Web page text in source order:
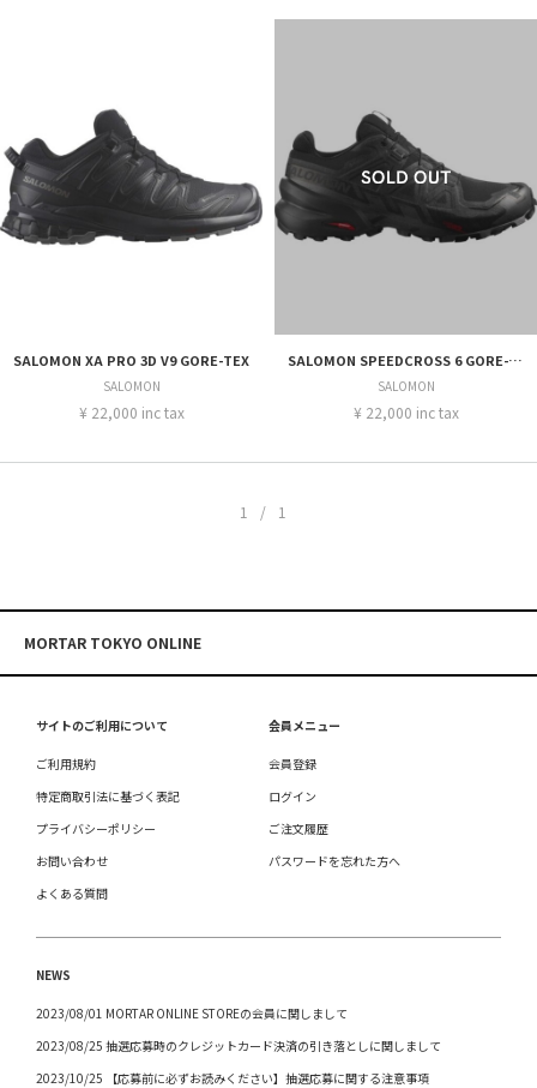
SALOMON XA PRO 3D V9 GORE-TEX
SALOMON
¥ 22,000 inc tax
SALOMON SPEEDCROSS 6 GORE-TEX
SALOMON
¥ 22,000 inc tax
1/1
MORTAR TOKYO ONLINE
サイトのご利用について
ご利用規約
特定商取引法に基づく表記
プライバシーポリシー
お問い合わせ
よくある質問
会員メニュー
会員登録
ログイン
ご注文履歴
パスワードを忘れた方へ
NEWS
2023/08/01 MORTAR ONLINE STOREの会員に関しまして
2023/08/25 抽選応募時のクレジットカード決済の引き落としに関しまして
2023/10/25 【応募前に必ずお読みください】抽選応募に関する注意事項